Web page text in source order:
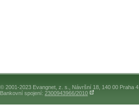
© 2001-2023 Evangnet, z. s., Návršní 18, 140 00 Praha 4
Bankovní spojení: 2300943966/2010